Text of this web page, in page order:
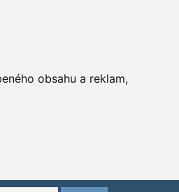
obsahu a reklam,